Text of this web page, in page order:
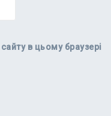
в цьому браузері